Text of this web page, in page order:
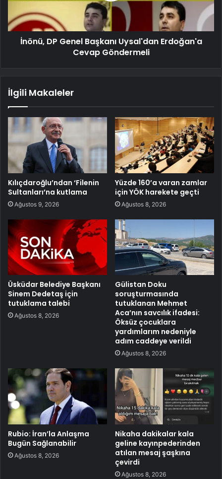
İnönü, DP Genel Başkanı Uysal'dan Erdoğan'a
Cevap Göndermeli
İlgili Makaleler
Kılıçdaroğlu’ndan ‘Filenin
Sultanları’na kutlama
Ağustos 9, 2026
Yüzde 160’a varan zamlar
için YÖK harekete geçti
Ağustos 8, 2026
Üsküdar Belediye Başkanı
Sinem Dedetaş için
tutuklama talebi
Ağustos 8, 2026
Gülistan Doku
soruşturmasında
tutuklanan Mehmet
Aca’nın savcılık ifadesi:
Öksüz çocuklara
yardımlarım nedeniyle
adım caddeye verildi
Ağustos 8, 2026
Rubio: İran’la Anlaşma
Bugün Sağlanabilir
Ağustos 8, 2026
Nikaha dakikalar kala
geline kayınpederinden
atılan mesaj şaşkına
çevirdi
Ağustos 8, 2026